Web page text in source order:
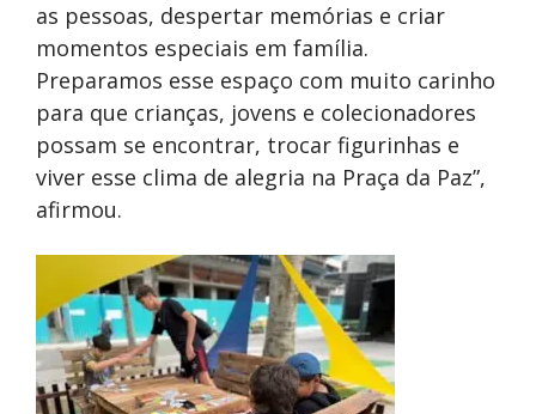
as pessoas, despertar memórias e criar
momentos especiais em família.
Preparamos esse espaço com muito carinho
para que crianças, jovens e colecionadores
possam se encontrar, trocar figurinhas e
viver esse clima de alegria na Praça da Paz”,
afirmou.